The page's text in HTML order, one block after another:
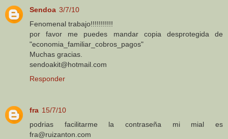
Sendoa 3/7/10
Fenomenal trabajo!!!!!!!!!!!
por favor me puedes mandar copia desprotegida de
"economia_familiar_cobros_pagos"
Muchas gracias.
sendoakit@hotmail.com
Responder
fra 15/7/10
podrias facilitarme la contraseña mi mial es
fra@ruizanton.com